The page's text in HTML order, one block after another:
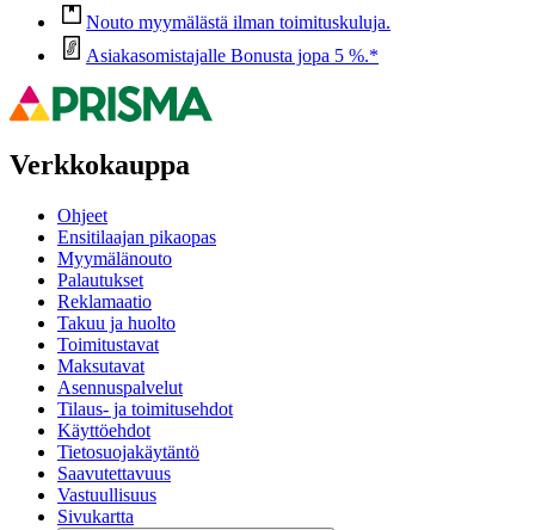
Nouto myymälästä ilman toimituskuluja.
Asiakasomistajalle Bonusta jopa 5 %.*
Verkkokauppa
Ohjeet
Ensitilaajan pikaopas
Myymälänouto
Palautukset
Reklamaatio
Takuu ja huolto
Toimitustavat
Maksutavat
Asennuspalvelut
Tilaus- ja toimitusehdot
Käyttöehdot
Tietosuojakäytäntö
Saavutettavuus
Vastuullisuus
Sivukartta